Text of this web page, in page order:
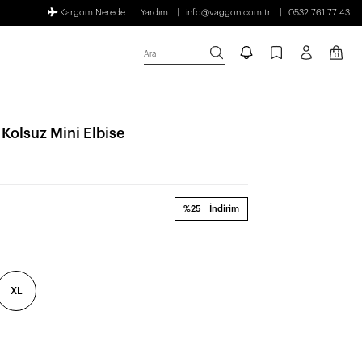
Kargom Nerede Yardım info@vaggon.com.tr 0532 761 77 43
Ara 0
Mini Elbise
%25 İndirim
XL